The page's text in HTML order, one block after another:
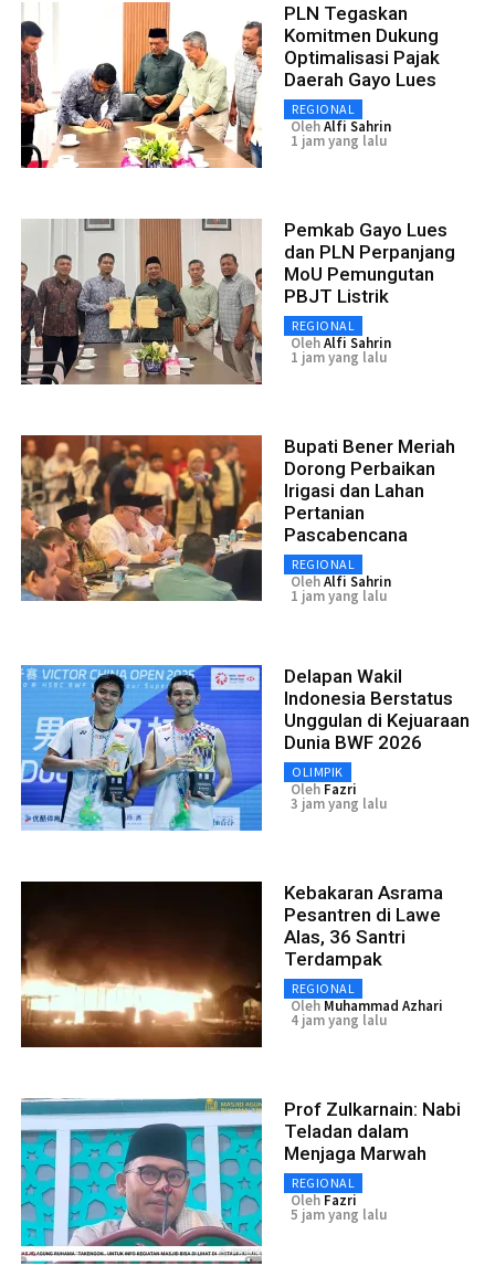
PLN Tegaskan
Komitmen Dukung
Optimalisasi Pajak
Daerah Gayo Lues
REGIONAL
OlehAlfi Sahrin
1 jam yang lalu
Pemkab Gayo Lues
dan PLN Perpanjang
MoU Pemungutan
PBJT Listrik
REGIONAL
OlehAlfi Sahrin
1 jam yang lalu
Bupati Bener Meriah
Dorong Perbaikan
Irigasi dan Lahan
Pertanian
Pascabencana
REGIONAL
OlehAlfi Sahrin
1 jam yang lalu
Delapan Wakil
Indonesia Berstatus
Unggulan di Kejuaraan
Dunia BWF 2026
OLIMPIK
Oleh Fazri
3 jam yang lalu
Kebakaran Asrama
Pesantren di Lawe
Alas, 36 Santri
Terdampak
REGIONAL
Oleh Muhammad Azhari
4 jam yang lalu
Prof Zulkarnain: Nabi
Teladan dalam
Menjaga Marwah
REGIONAL
Oleh Fazri
5 jam yang lalu